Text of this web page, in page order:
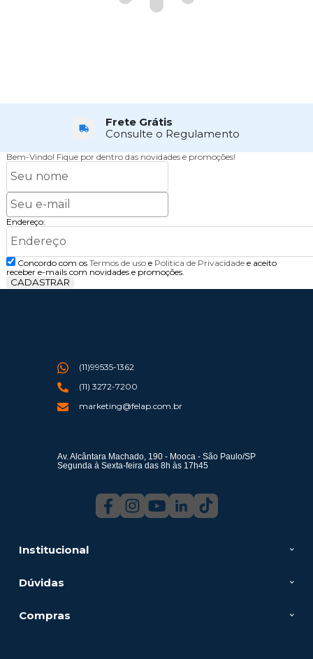
Frete Grátis
Consulte o Regulamento
Bem-Vindo! Fique por dentro das novidades e promoções!
Endereço:
Concordo com os Termos de usoe Politica de Privacidadee aceito
receber e-mails com novidades e promoções.
CADASTRAR
Institucional
Dúvidas
Compras
(11)99535-1362
(11) 3272-7200
marketing@felap.com.br
Av. Alcântara Machado, 190 - Mooca - São Paulo/SP
Segunda à Sexta-feira das 8h às 17h45